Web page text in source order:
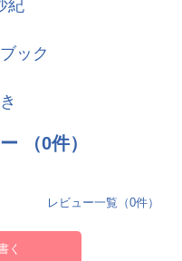
紀
ック
（0件）
レビュー一覧（0件）
く